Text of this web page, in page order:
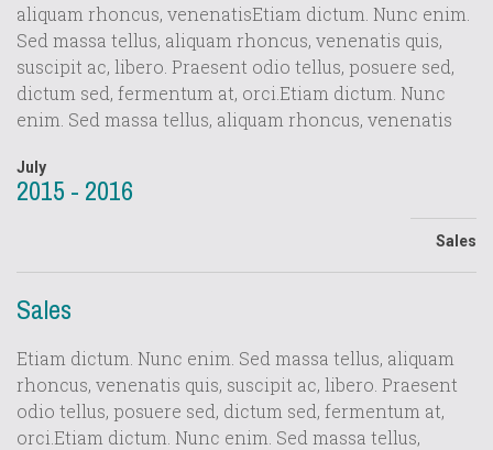
aliquam rhoncus, venenatisEtiam dictum. Nunc enim.
Sed massa tellus, aliquam rhoncus, venenatis quis,
suscipit ac, libero. Praesent odio tellus, posuere sed,
dictum sed, fermentum at, orci.Etiam dictum. Nunc
enim. Sed massa tellus, aliquam rhoncus, venenatis
July
2015 - 2016
Sales
Sales
Etiam dictum. Nunc enim. Sed massa tellus, aliquam
rhoncus, venenatis quis, suscipit ac, libero. Praesent
odio tellus, posuere sed, dictum sed, fermentum at,
orci.Etiam dictum. Nunc enim. Sed massa tellus,